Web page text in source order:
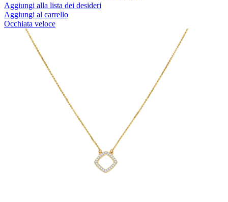
Aggiungi alla lista dei desideri
Aggiungi al carrello
Occhiata veloce